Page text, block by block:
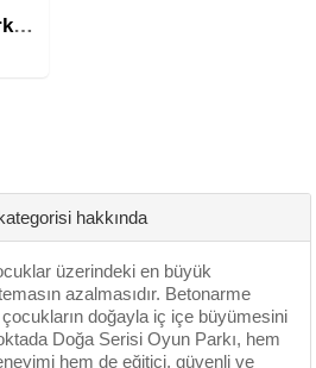
Doğa Serisi Oyun Parkı-Mns-1003
hakkında
üzerindeki en büyük
azalmasıdır. Betonarme
doğayla iç içe büyümesini
Doğa Serisi Oyun Parkı, hem
hem de eğitici, güvenli ve